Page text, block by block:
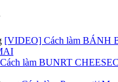
[VIDEO] Cách làm BÁNH
Cách làm BUNRT